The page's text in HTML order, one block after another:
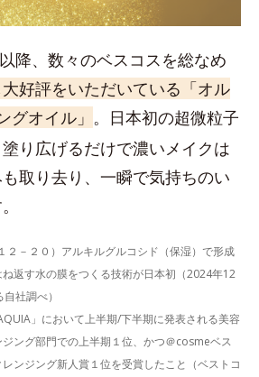
降、数々のベスコスを総なめ
好評をいただいている「オル
グオイル」 。日本初の超微粒子
り広げるだけで濃いメイクは
取り去り、一瞬で気持ちのい
２－２０）アルキルグルコシド（保湿）で形成
返す水の膜をつくる技術が日本初（2024年12
社調べ）
」において上半期/下半期に発表される美容
ング部門での上半期１位、かつ＠cosmeベス
ンジング新人賞１位を受賞したこと（ベストコ